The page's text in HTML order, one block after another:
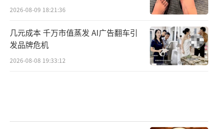
2026-08-09 18:21:36
几元成本 千万市值蒸发 AI广告翻车引
发品牌危机
2026-08-08 19:33:12